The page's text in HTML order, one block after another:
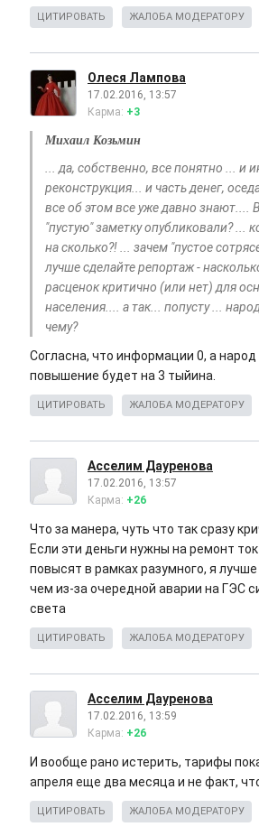
ЦИТИРОВАТЬ ЖАЛОБА МОДЕРАТОРУ
Олеся Лампова
17.02.2016, 13:57
Карма: +3
Михаил Козьмин
... да, собственно, все понятно ... и
реконструкция... и часть денег,
все об этом все уже давно знают....
"пустую" заметку опубликовали? ...
на сколько?! ... зачем "пустое
лучше сделайте репортаж -
расценок критично (или нет) для
населения.... а так... попусту ...
чему?
Согласна, что информации 0, а
повышение будет на 3 тыйина.
ЦИТИРОВАТЬ ЖАЛОБА МОДЕРАТОРУ
Асселим Дауренова
17.02.2016, 13:57
Карма: +26
Что за манера, чуть что так сразу
Если эти деньги нужны на ремонт
повысят в рамках разумного, я
чем из-за очередной аварии на ГЭС
света
ЦИТИРОВАТЬ ЖАЛОБА МОДЕРАТОРУ
Асселим Дауренова
17.02.2016, 13:59
Карма: +26
И вообще рано истерить, тарифы
апреля еще два месяца и не факт,
ЦИТИРОВАТЬ ЖАЛОБА МОДЕРАТОРУ